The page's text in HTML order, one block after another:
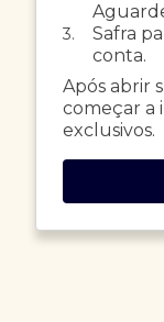
3.
Safra
conta.
Após abrir
começar a
exclusivos.